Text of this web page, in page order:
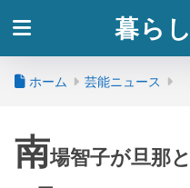
暮ら
ホーム 芸能ニュース
南場智子が旦那